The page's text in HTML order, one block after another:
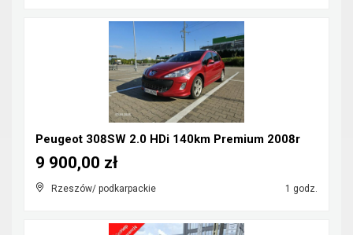
Peugeot 308SW 2.0 HDi 140km Premium 2008r
Rzeszów/ podkarpackie 1 godz.
9 900,00 zł